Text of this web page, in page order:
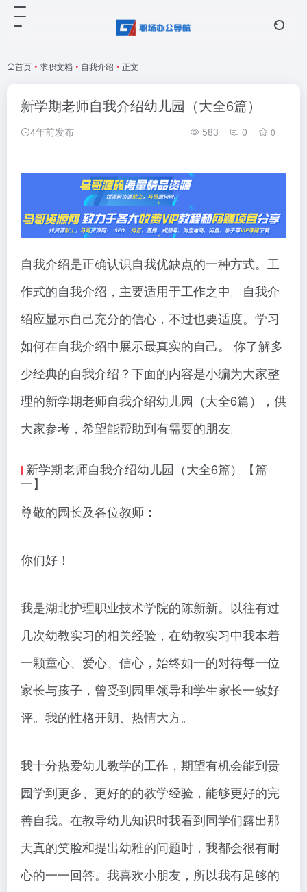
首页 • 求职文档 • 自我介绍 • 正文
新学期老师自我介绍幼儿园（大全6篇）
4年前发布 583 0 0
自我介绍是正确认识自我优缺点的一种方式。工
作式的自我介绍，主要适用于工作之中。自我介
绍应显示自己充分的信心，不过也要适度。学习
如何在自我介绍中展示最真实的自己。 你了解多
少经典的自我介绍？下面的内容是小编为大家整
理的新学期老师自我介绍幼儿园（大全6篇），供
大家参考，希望能帮助到有需要的朋友。
新学期老师自我介绍幼儿园（大全6篇）【篇
一】
尊敬的园长及各位教师：
你们好！
我是湖北护理职业技术学院的陈新新。以往有过
几次幼教实习的相关经验，在幼教实习中我本着
一颗童心、爱心、信心，始终如一的对待每一位
家长与孩子，曾受到园里领导和学生家长一致好
评。我的性格开朗、热情大方。
我十分热爱幼儿教学的工作，期望有机会能到贵
园学到更多、更好的的教学经验，能够更好的完
善自我。在教导幼儿知识时我看到同学们露出那
天真的笑脸和提出幼稚的问题时，我都会很有耐
心的一一回答。我喜欢小朋友，所以我有足够的